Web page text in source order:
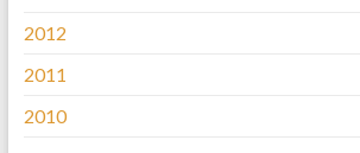
2012
2011
2010